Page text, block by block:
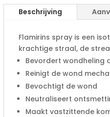
Beschrijving
Flamirins spray is een
krachtige straal, de
Bevordert wondheling
Reinigt de wond
Bevochtigt de wond
Neutraliseert
Maakt vastzittende